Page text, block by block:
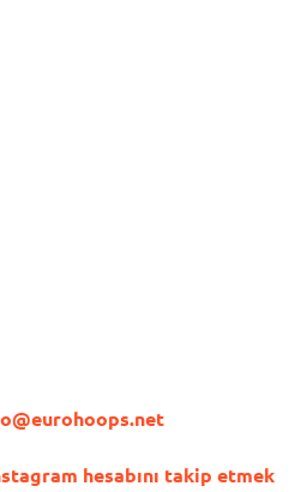
hesabını takip etmek